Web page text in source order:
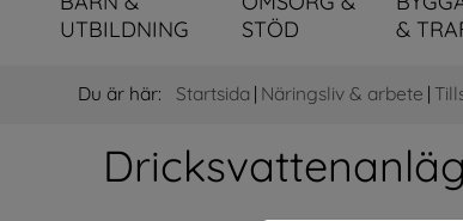
UTBILDNING
STÖD
&
Du är här: Startsida | Näringsliv & arbete |